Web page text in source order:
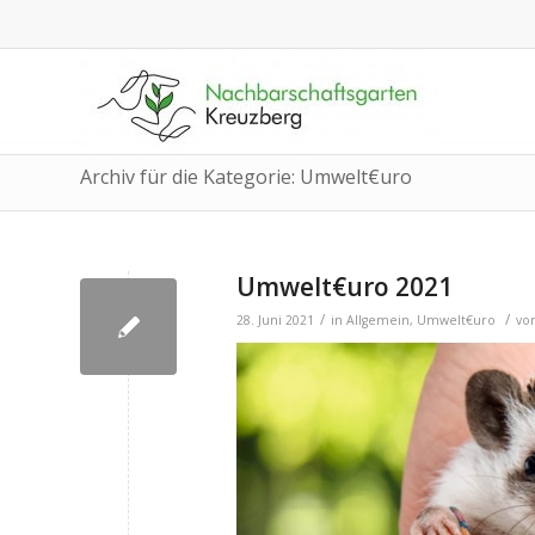
Archiv für die Kategorie: Umwelt€uro
Umwelt€uro 2021
28. Juni 2021 / in Allgemein, Umwelt€uro /